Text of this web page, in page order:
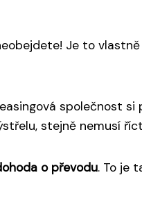
Je to
společnost
stejně nemusí
o převodu. To je